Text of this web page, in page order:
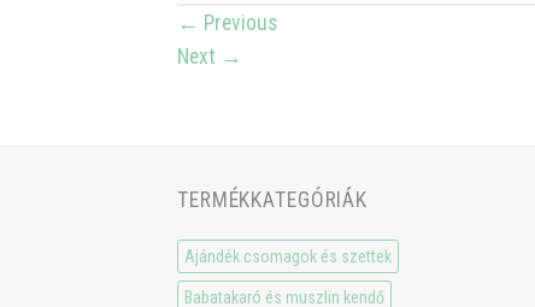
← Previous
Next →
TERMÉKKATEGÓRIÁK
Ajándék csomagok és szettek
Babatakaró és muszlin kendő